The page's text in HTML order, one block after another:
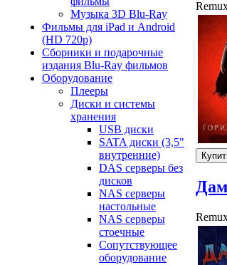
Музыка 3D Blu-Ray
Фильмы для iPad и Android
(HD 720p)
Сборники и подарочные
издания Blu-Ray фильмов
Оборудование
Плееры
Диски и системы
хранения
USB диски
SATA диски (3,5"
внутренние)
DAS серверы без
дисков
NAS серверы
настольные
NAS серверы
стоечные
Сопутствующее
оборудование